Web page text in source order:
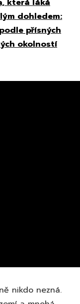
dohledem:
přísných
okolností
nikdo nezná.